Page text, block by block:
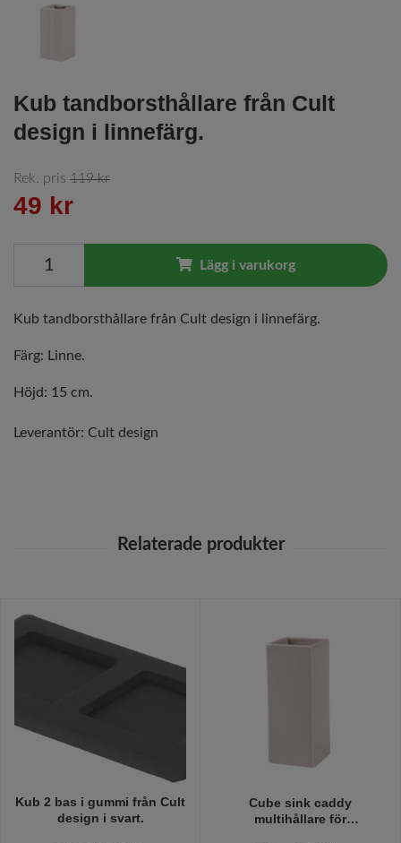
Kub tandborsthållare från Cult
design i linnefärg.
Rek. pris 119 kr
49 kr
Lägg i varukorg
Kub tandborsthållare från Cult design i linnefärg.
Färg: Linne.
Höjd: 15 cm.
Leverantör: Cult design
Kub 2 bas i gummi från Cult
design i svart.
Cube sink caddy
multihållare för